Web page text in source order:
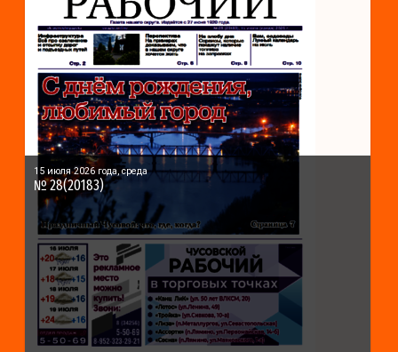
15 июля 2026 года, среда
№ 28(20183)